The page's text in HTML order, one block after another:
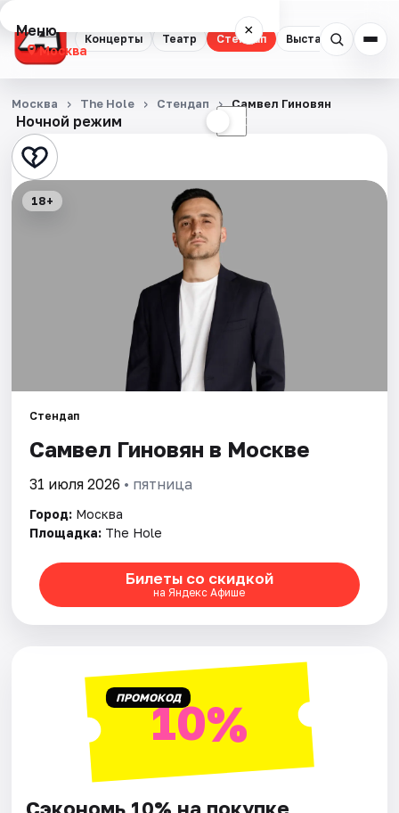
Концерты Театр Стендап Выставки
Меню ×
Москва
Концерты
Театр
Стендап
Города
Площадки
Артисты
Рейтинги
Ночной режим ☾
Москва The Hole Стендап Самвел Гиновян
18+
Стендап
Самвел Гиновян в Москве
31 июля 2026 • пятница
Город: Москва
Площадка: The Hole
Билеты со скидкой
на Яндекс Афише
ПРОМОКОД10%
Сэкономь 10% на покупке